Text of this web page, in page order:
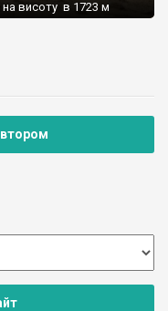
на висоту в 1723 м